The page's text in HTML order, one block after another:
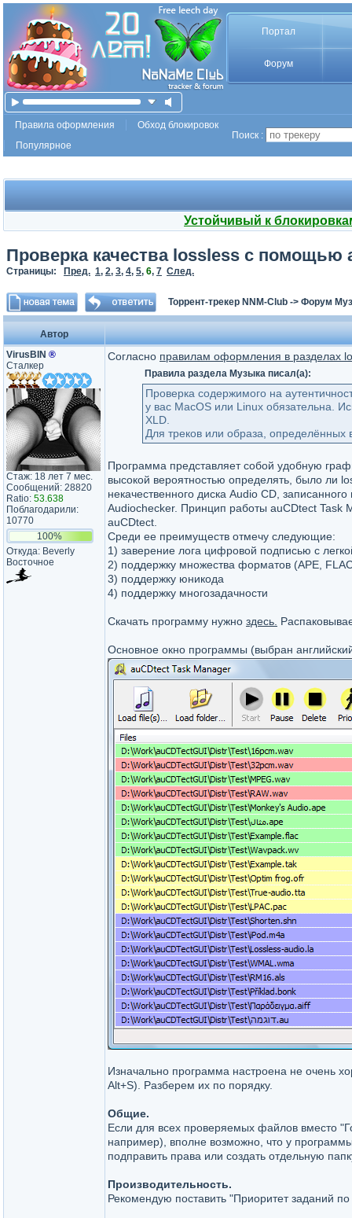
Портал
Форум
Правила оформления
Обход блокировок
Популярное
Поиск :
Устойчивый к
Проверка качества lossless с помощью
Страницы: Пред. 1, 2, 3, 4, 5, 6, 7 След.
Торрент-трекер NNM-Club -> Форум
Автор
VirusBIN ®
Сталкер
Стаж: 18 лет 7 мес.
Сообщений: 28820
Ratio: 53.638
Поблагодарили:
10770
100%
Откуда: Beverly
Восточное
Согласно правилам оформления в разделах
Правила раздела Музыка писал(а):
Проверка содержимого на
у вас MacOS или Linux обязательна.
XLD.
Для треков или образа, определённых
Программа представляет собой удобную
высокой вероятностью определять, было ли
некачественного диска Audio CD,
Audiochecker. Принцип работы auCDtect Task
auCDtect.
Среди ее преимуществ отмечу следующие:
1) заверение лога цифровой подписью с
2) поддержку множества форматов (APE,
3) поддержку юникода
4) поддержку многозадачности
Скачать программу нужно здесь.
Основное окно программы (выбран
Изначально программа настроена не очень
Alt+S). Разберем их по порядку.
Общие.
Если для всех проверяемых файлов вместо
например), вполне возможно, что у
подправить права или создать отдельную
Производительность.
Рекомендую поставить "Приоритет заданий